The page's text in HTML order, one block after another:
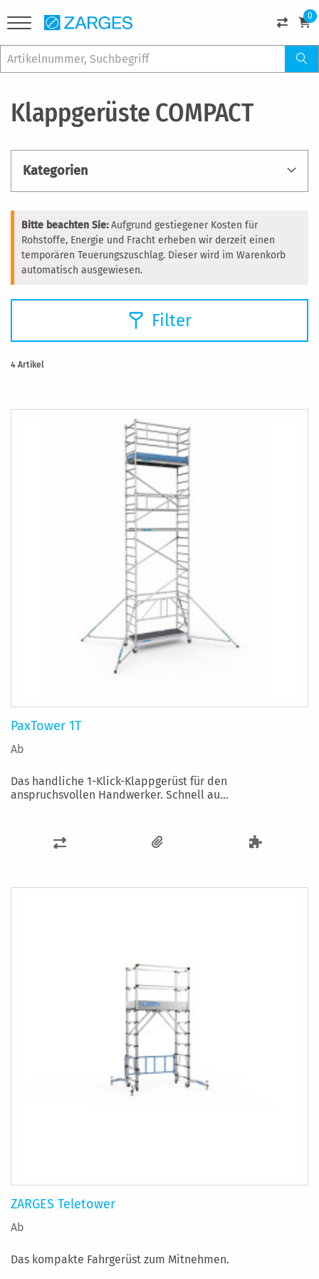
0
Klappgerüste COMPACT
Bitte beachten Sie:Aufgrund gestiegener Kosten für
Rohstoffe, Energie und Fracht erheben wir derzeit einen
temporären Teuerungszuschlag. Dieser wird im Warenkorb
automatisch ausgewiesen.
Filter
4 Artikel
PaxTower 1T
Ab
Das handliche 1-Klick-Klappgerüst für den
anspruchsvollen Handwerker. Schnell au...
ZUR
HINZUFÜGEN
ZARGES Teletower
Ab
Das kompakte Fahrgerüst zum Mitnehmen.
Kategorien